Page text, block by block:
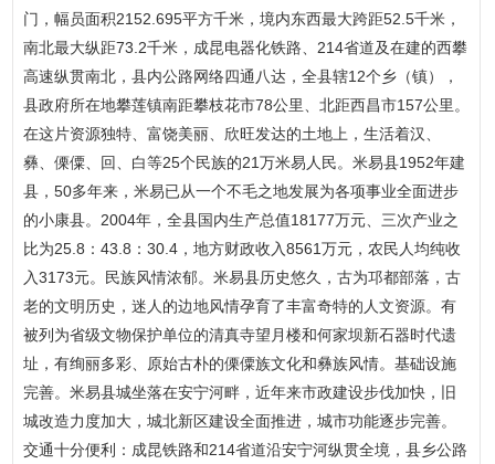
门，幅员面积2152.695平方千米，境内东西最大跨距52.5千米，
南北最大纵距73.2千米，成昆电器化铁路、214省道及在建的西攀
高速纵贯南北，县内公路网络四通八达，全县辖12个乡（镇），
县政府所在地攀莲镇南距攀枝花市78公里、北距西昌市157公里。
在这片资源独特、富饶美丽、欣旺发达的土地上，生活着汉、
彝、傈僳、回、白等25个民族的21万米易人民。米易县1952年建
县，50多年来，米易已从一个不毛之地发展为各项事业全面进步
的小康县。2004年，全县国内生产总值18177万元、三次产业之
比为25.8：43.8：30.4，地方财政收入8561万元，农民人均纯收
入3173元。民族风情浓郁。米易县历史悠久，古为邛都部落，古
老的文明历史，迷人的边地风情孕育了丰富奇特的人文资源。有
被列为省级文物保护单位的清真寺望月楼和何家坝新石器时代遗
址，有绚丽多彩、原始古朴的傈僳族文化和彝族风情。基础设施
完善。米易县城坐落在安宁河畔，近年来市政建设步伐加快，旧
城改造力度加大，城北新区建设全面推进，城市功能逐步完善。
交通十分便利：成昆铁路和214省道沿安宁河纵贯全境，县乡公路